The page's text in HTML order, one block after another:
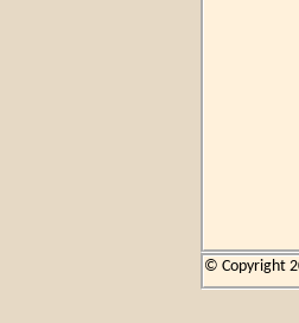
© Copyright